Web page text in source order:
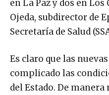
en La Paz y dos en
Ojeda, subdirector de
Secretaría de Salud
Es claro que las
complicado las
del Estado. De